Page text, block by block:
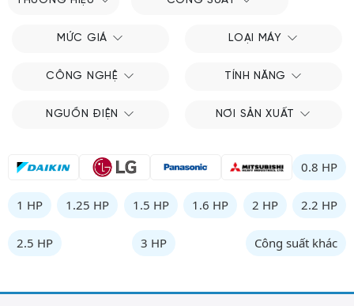
MỨC GIÁ LOẠI MÁY
CÔNG NGHỆ TÍNH NĂNG
NGUỒN ĐIỆN NƠI SẢN XUẤT
0.8 HP
1 HP 1.25 HP 1.5 HP 1.6 HP 2 HP 2.2 HP
2.5 HP 3 HP Công suất khác